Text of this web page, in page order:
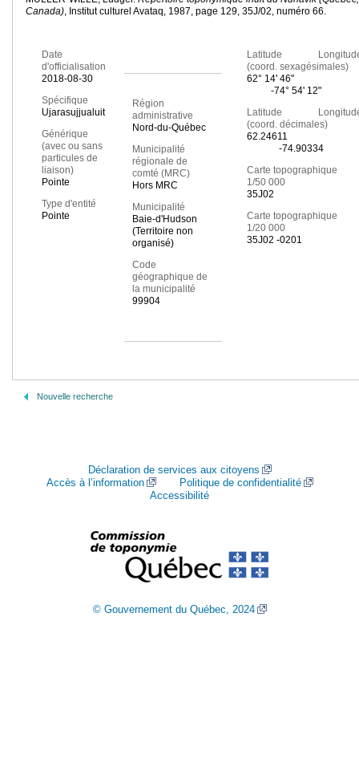
Canada), Institut culturel Avataq, 1987, page 129, 35J/02, numéro 66.
Date
d'officialisation
2018-08-30
Spécifique
Ujarasujjualuit
Générique
(avec ou sans
particules de
liaison)
Pointe
Type d'entité
Pointe
Région
administrative
Nord-du-Québec
Municipalité
régionale de
comté (MRC)
Hors MRC
Municipalité
Baie-d'Hudson
(Territoire non
organisé)
Code
géographique de
la municipalité
99904
Latitude
(coord. sexagésimales)
62° 14' 46"
-74° 54' 12"
Latitude
(coord. décimales)
62.24611
-74.90334
Carte topographique
1/50 000
35J02
Carte topographique
1/20 000
35J02 -0201
Nouvelle recherche
Déclaration de services aux citoyens
Accès à l’information
Politique de confidentialité
Accessibilité
© Gouvernement du Québec, 2024